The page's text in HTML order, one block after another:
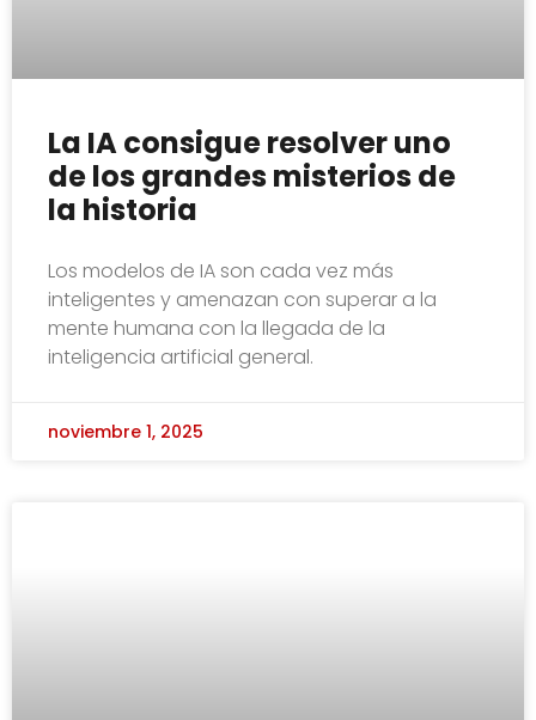
La IA consigue resolver uno
de los grandes misterios de
la historia
Los modelos de IA son cada vez más
inteligentes y amenazan con superar a la
mente humana con la llegada de la
inteligencia artificial general.
noviembre 1, 2025